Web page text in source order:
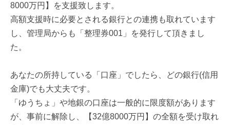
8000万円】を支援致します。
高額支援時に必要とされる銀行との連携も取れています
し、管理局からも「整理券001」を発行して頂きまし
た。
あなたの所持している「口座」でしたら、どの銀行(信用
金庫)でも大丈夫です。
「ゆうちょ」や地銀の口座は一般的に限度額があります
が、事前に解除し、【32億8000万円】の全額を受け取れ